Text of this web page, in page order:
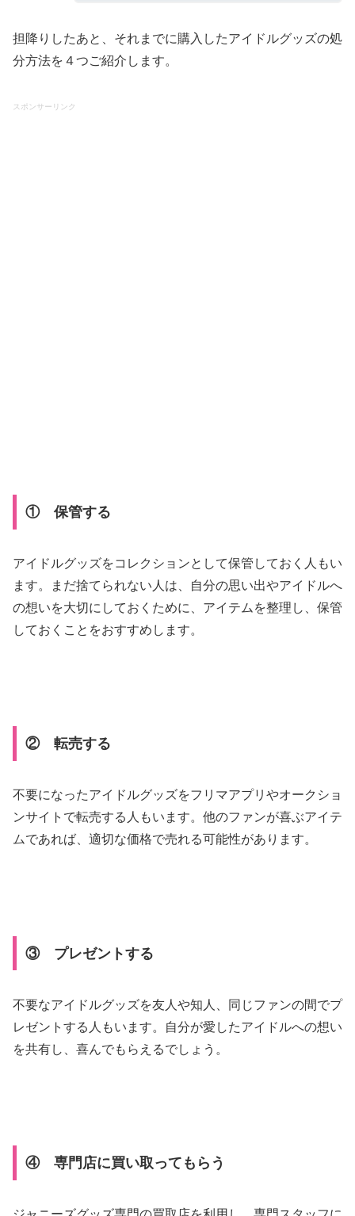
担降りしたあと、それまでに購入したアイドルグッズの処
分方法を４つご紹介します。
スポンサーリンク
① 保管する
アイドルグッズをコレクションとして保管しておく人もい
ます。まだ捨てられない人は、自分の思い出やアイドルへ
の想いを大切にしておくために、アイテムを整理し、保管
しておくことをおすすめします。
② 転売する
不要になったアイドルグッズをフリマアプリやオークショ
ンサイトで転売する人もいます。他のファンが喜ぶアイテ
ムであれば、適切な価格で売れる可能性があります。
③ プレゼントする
不要なアイドルグッズを友人や知人、同じファンの間でプ
レゼントする人もいます。自分が愛したアイドルへの想い
を共有し、喜んでもらえるでしょう。
④ 専門店に買い取ってもらう